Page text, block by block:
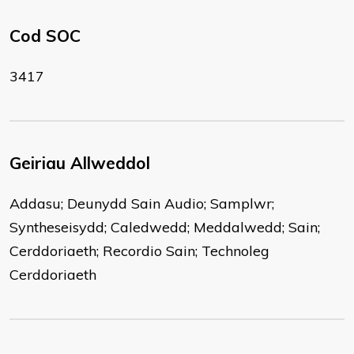
Cod SOC
3417
Geiriau Allweddol
Addasu; Deunydd Sain Audio; Samplwr;
Syntheseisydd; Caledwedd; Meddalwedd; Sain;
Cerddoriaeth; Recordio Sain; Technoleg
Cerddoriaeth